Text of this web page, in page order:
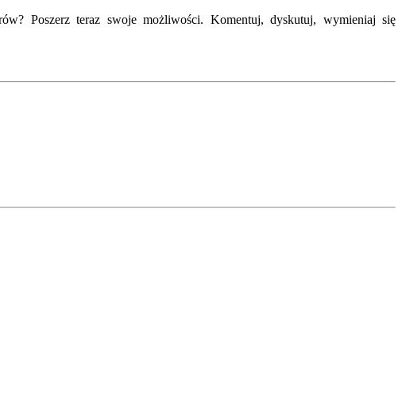
Poszerz teraz swoje możliwości. Komentuj, dyskutuj, wymieniaj się